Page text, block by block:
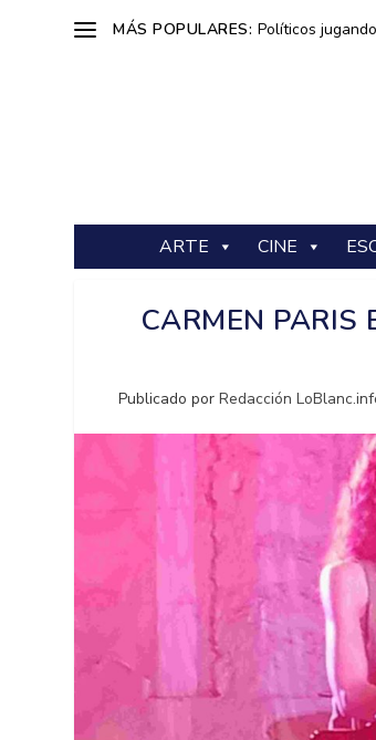
MÁS POPULARES: Políticos
ARTE CINE
CARMEN PARIS
Publicado porRedacción